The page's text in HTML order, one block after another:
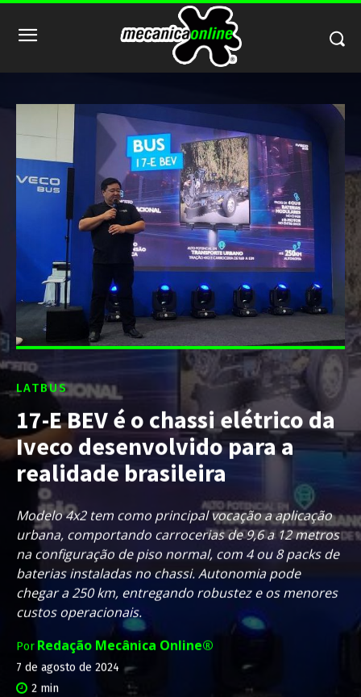
LATBUS
17-E BEV é o chassi elétrico da
Iveco desenvolvido para a
realidade brasileira
Modelo 4x2 tem como principal vocação a aplicação
urbana, comportando carrocerias de 9,6 a 12 metros
na configuração de piso normal, com 4 ou 8 packs de
baterias instaladas no chassi. Autonomia pode
chegar a 250 km, entregando robustez e os menores
custos operacionais.
Por Redação Mecânica Online®
7 de agosto de 2024
2 min